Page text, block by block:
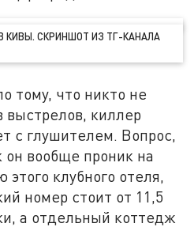
КИВЫ. СКРИНШОТ ИЗ ТГ-КАНАЛА
тому, что никто не
выстрелов, киллер
с глушителем. Вопрос,
он вообще проник на
клубного отеля,
номер стоит от 11,5
а отдельный коттедж